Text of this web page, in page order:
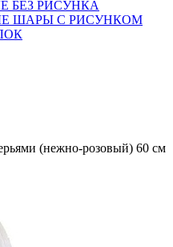
БЕЗ РИСУНКА
ШАРЫ С РИСУНКОМ
(нежно-розовый) 60 см